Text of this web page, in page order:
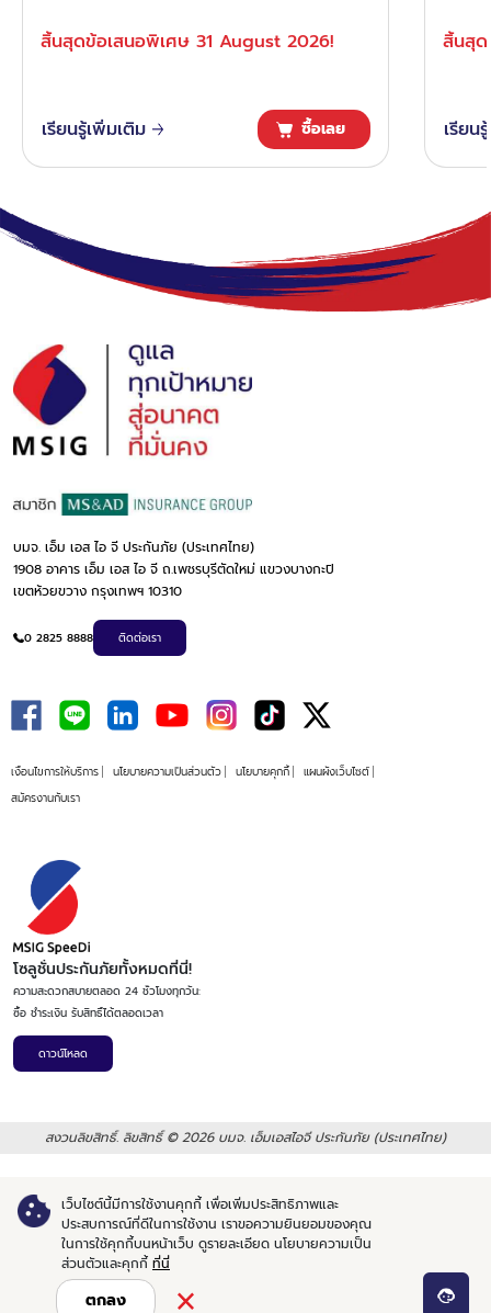
สิ้นสุดข้อเสนอพิเศษ 31 August 2026!
เรียนรู้เพิ่มเติม ซื้อเลย
สิ้นสุด
เรียน
บมจ. เอ็ม เอส ไอ จี ประกันภัย (ประเทศไทย)
1908 อาคาร เอ็ม เอส ไอ จี ถ.เพชรบุรีตัดใหม่ แขวงบางกะปิ
เขตห้วยขวาง กรุงเทพฯ 10310
0 2825 8888 ติดต่อเรา
เงื่อนไขการให้บริการ นโยบายความเป็นส่วนตัว นโยบายคุกกี้
แผนผังเว็บไซต์
สมัครงานกับเรา
โซลูชั่นประกันภัยทั้งหมดที่นี่!
ความสะดวกสบายตลอด 24 ชั่วโมงทุกวัน:
ซื้อ ชำระเงิน รับสิทธิ์ได้ตลอดเวลา
ดาวน์โหลด
สงวนลิขสิทธิ์. ลิขสิทธิ์ © 2026 บมจ. เอ็มเอสไอจี ประกันภัย (ประเทศไทย)
เว็บไซต์นี้มีการใช้งานคุกกี้ เพื่อเพิ่มประสิทธิภาพและ
ประสบการณ์ที่ดีในการใช้งาน เราขอความยินยอมของคุณ
ในการใช้คุกกี้บนหน้าเว็บ ดูรายละเอียด นโยบายความเป็น
ส่วนตัวและคุกกี้ ที่นี่
ตกลง